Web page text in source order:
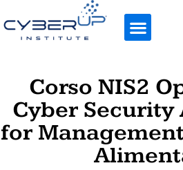
Corso NIS2
Cyber Security
for